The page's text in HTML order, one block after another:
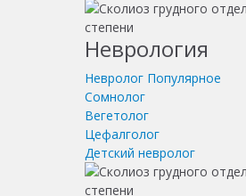
Неврология
Невролог Популярное
Сомнолог
Вегетолог
Цефалголог
Детский невролог